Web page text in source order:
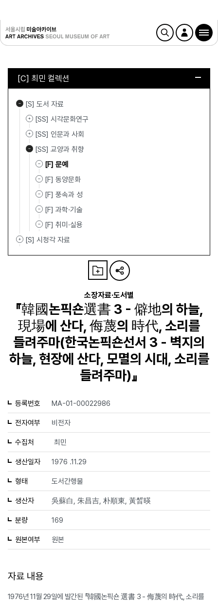
[C] 최민 컬렉션
[S] 도서 자료
[SS] 시각문화연구
[SS] 인문과 사회
[SS] 교양과 취향
[F] 문예
[F] 동양문화
[F] 풍속과 성
[F] 과학·기술
[F] 취미·실용
[S] 시청각 자료
소장자료·도서별
『韓國논픽숀選書 3 - 僻地의 하늘,
現場에 산다, 侮蔑의 時代, 소리를
들려주마(한국논픽숀선서 3 - 벽지의
하늘, 현장에 산다, 모멸의 시대, 소리를
들려주마)』
등록번호 MA-01-00022986
전자여부 비전자
수집처 최민
생산일자 1976 .11.29
형태 도서간행물
생산자 吳蘇白, 朱昌吉, 朴順東, 黃晳暎
분량 169
원본여부 원본
자료 내용
1976년 11월 29일에 발간된 『韓國논픽숀 選書 3 - 侮蔑의 時代, 소리를